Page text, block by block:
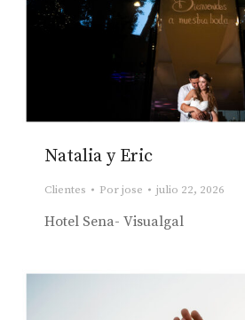
Natalia y Eric
Clientes Porjose julio 22, 2026
Hotel Sena- Visualgal